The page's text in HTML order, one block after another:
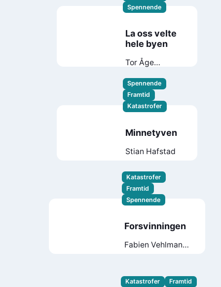
Spennende
La oss velte
hele byen
Tor Åge
Spennende
Framtid
Katastrofer
Minnetyven
Stian Hafstad
Katastrofer
Framtid
Spennende
Forsvinningen
Fabien Vehlmann
Katastrofer
Framtid